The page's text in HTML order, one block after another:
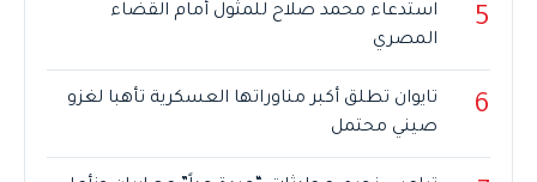
5
استدعاء محمد صلاح للمثول أمام القضاء
المصري
6
تايوان تطلق أكبر مناوراتها العسكرية تأهبا لغزو
صيني محتمل